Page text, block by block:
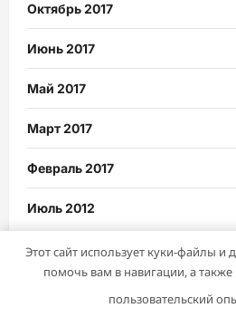
Октябрь 2017
Июнь 2017
Май 2017
Март 2017
Февраль 2017
Июль 2012
Этот сайт использует куки-файлы и
помочь вам в навигации, а
пользовательский